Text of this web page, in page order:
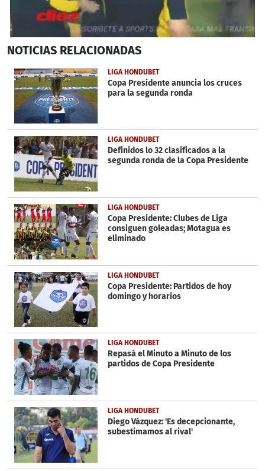
seconds
3
minutes,
33
seconds
NOTICIAS RELACIONADAS
LIGA HONDUBET
Copa Presidente anuncia los cruces
para la segunda ronda
LIGA HONDUBET
Definidos lo 32 clasificados a la
segunda ronda de la Copa Presidente
LIGA HONDUBET
Copa Presidente: Clubes de Liga
consiguen goleadas; Motagua es
eliminado
LIGA HONDUBET
Copa Presidente: Partidos de hoy
domingo y horarios
LIGA HONDUBET
Repasá el Minuto a Minuto de los
partidos de Copa Presidente
LIGA HONDUBET
Diego Vázquez: 'Es decepcionante,
subestimamos al rival'